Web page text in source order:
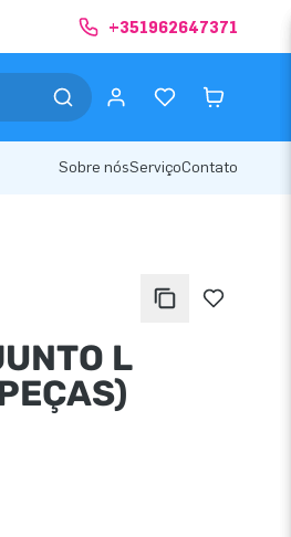
+351962647371
Sobre nósServiçoContato
L